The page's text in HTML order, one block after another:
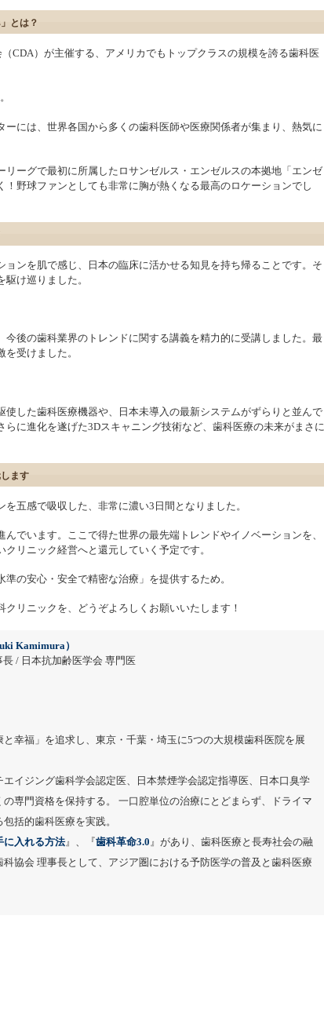
とは？
（CDA）が主催する、アメリカでもトップクラスの規模を誇る歯科医
には、世界各国から多くの歯科医師や医療関係者が集まり、熱気に
ーグで最初に所属したロサンゼルス・エンゼルスの本拠地「エンゼ
野球ファンとしても非常に胸が熱くなる最高のロケーションでし
ンを肌で感じ、日本の臨床に活かせる知見を持ち帰ることです。そ
け巡りました。
後の歯科業界のトレンドに関する講義を精力的に受講しました。最
受けました。
した歯科医療機器や、日本未導入の最新システムがずらりと並んで
に進化を遂げた3Dスキャニング技術など、歯科医療の未来がまさに
ます
五感で吸収した、非常に濃い3日間となりました。
でいます。ここで得た世界の最先端トレンドやイノベーションを、
リニック経営へと還元していく予定です。
の安心・安全で精密な治療」を提供するため。
リニックを、どうぞよろしくお願いいたします！
Kamimura）
/ 日本抗加齢医学会 専門医
幸福」を追求し、東京・千葉・埼玉に5つの大規模歯科医院を展
イジング歯科学会認定医、日本禁煙学会認定指導医、日本口臭学
専門資格を保持する。 一口腔単位の治療にとどまらず、ドライマ
括的歯科医療を実践。
に入れる方法』、『歯科革命3.0』があり、歯科医療と長寿社会の融
協会 理事長として、アジア圏における予防医学の普及と歯科医療